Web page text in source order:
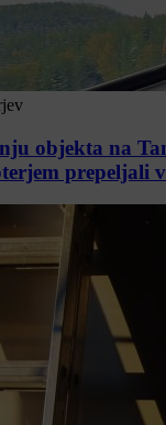
objekta na
prepeljali